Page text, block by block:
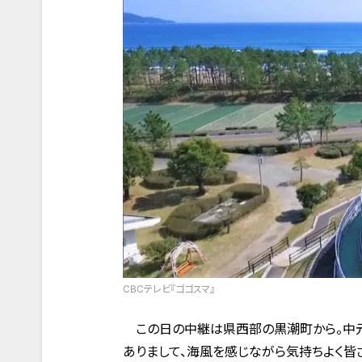
CBCテレビ『ゴゴスマ』
この日の中継は県西部の黒潮町から。中
ありまして、海風を感じながら気持ちよく